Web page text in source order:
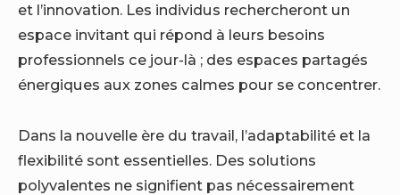
et l’innovation. Les individus rechercheront un
espace invitant qui répond à leurs besoins
professionnels ce jour-là ; des espaces partagés
énergiques aux zones calmes pour se concentrer.
Dans la nouvelle ère du travail, l’adaptabilité et la
flexibilité sont essentielles. Des solutions
polyvalentes ne signifient pas nécessairement